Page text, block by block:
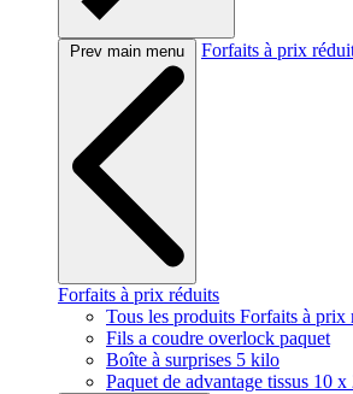
Prev main menu Forfaits à prix
Forfaits à prix réduits
Tous les produits Forfaits à prix
Fils a coudre overlock paquet
Boîte à surprises 5 kilo
Paquet de advantage tissus 10 x